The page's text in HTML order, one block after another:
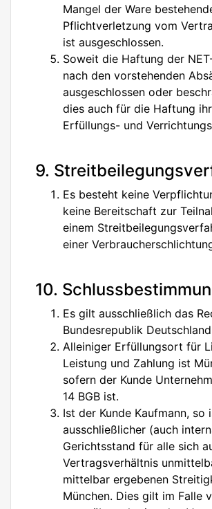
Mangel der Ware
Pflichtverletzung vom
ist ausgeschlossen.
Soweit die Haftung der
nach den vorstehenden
ausgeschlossen oder
dies auch für die Haftung
Erfüllungs- und
9.
Es besteht keine
keine Bereitschaft zur
einem
einer
10.
Es gilt ausschließlich das
Bundesrepublik
Alleiniger Erfüllungsort für
Leistung und Zahlung ist
sofern der Kunde
14 BGB ist.
Ist der Kunde Kaufmann, so
ausschließlicher (auch
Gerichtsstand für alle sich
Vertragsverhältnis
mittelbar ergebenen
München. Dies gilt im Falle